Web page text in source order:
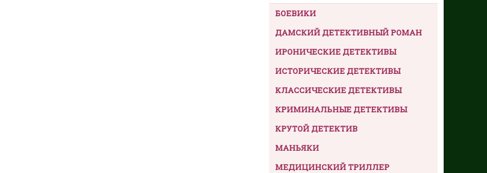
БОЕВИКИ
ДАМСКИЙ ДЕТЕКТИВНЫЙ РОМАН
ИРОНИЧЕСКИЕ ДЕТЕКТИВЫ
ИСТОРИЧЕСКИЕ ДЕТЕКТИВЫ
КЛАССИЧЕСКИЕ ДЕТЕКТИВЫ
КРИМИНАЛЬНЫЕ ДЕТЕКТИВЫ
КРУТОЙ ДЕТЕКТИВ
МАНЬЯКИ
МЕДИЦИНСКИЙ ТРИЛЛЕР